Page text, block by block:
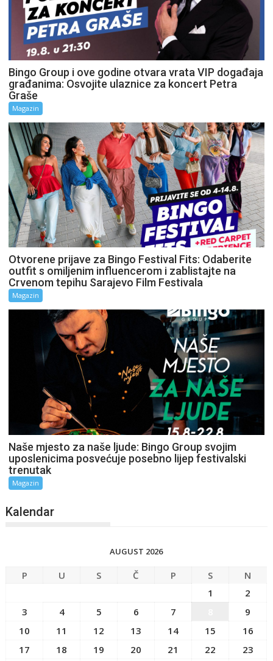
Bingo Group i ove godine otvara vrata VIP događaja
građanima: Osvojite ulaznice za koncert Petra
Graše
Magazin
Otvorene prijave za Bingo Festival Fits: Odaberite
outfit s omiljenim influencerom i zablistajte na
Crvenom tepihu Sarajevo Film Festivala
Magazin
Naše mjesto za naše ljude: Bingo Group svojim
uposlenicima posvećuje posebno lijep festivalski
trenutak
Magazin
Kalendar
AUGUST 2026
P U S Č P S
N
1
2
3
4 5 6 7
9
10
11 12 13 14 15
16
17
18 19 20 21 22
23